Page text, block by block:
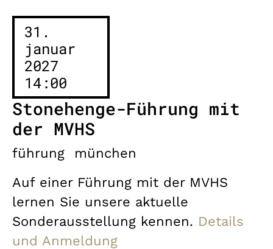
31.
januar
2027
14:00
Stonehenge-Führung mit
der MVHS
führung
münchen
Auf einer Führung mit der MVHS
lernen Sie unsere aktuelle
Sonderausstellung kennen. Details
und Anmeldung